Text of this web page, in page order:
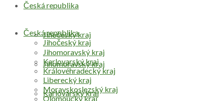
Česká republika
Jihočeský kraj
Jihomoravský kraj
Karlovarský kraj
Česká republika
Jihočeský kraj
Jihomoravský kraj
Karlovarský kraj
Královéhradecký kraj
Liberecký kraj
Moravskoslezský kraj
Olomoucký kraj